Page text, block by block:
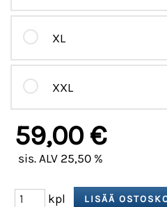
XL
XXL
59,00 €
sis. ALV 25,50 %
kpl